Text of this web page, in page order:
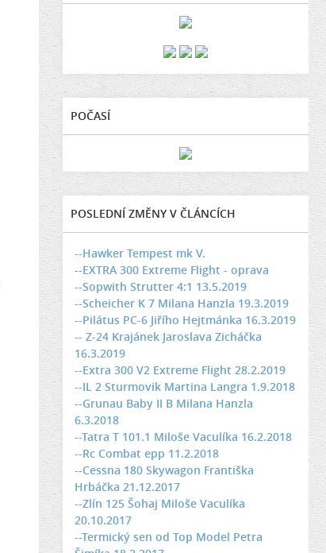
POČASÍ
POSLEDNÍ ZMĚNY V ČLÁNCÍCH
--Hawker Tempest mk V.
--EXTRA 300 Extreme Flight - oprava
--Sopwith Strutter 4:1 13.5.2019
--Scheicher K 7 Milana Hanzla 19.3.2019
--Pilátus PC-6 Jiřího Hejtmánka 16.3.2019
-- Z-24 Krajánek Jaroslava Zicháčka
16.3.2019
--Extra 300 V2 Extreme Flight 28.2.2019
--IL 2 Sturmovik Martina Langra 1.9.2018
--Grunau Baby II B Milana Hanzla
6.3.2018
--Tatra T 101.1 Miloše Vaculíka 16.2.2018
--Rc Combat epp 11.2.2018
--Cessna 180 Skywagon Františka
Hrbáčka 21.12.2017
--Zlín 125 Šohaj Miloše Vaculíka
20.10.2017
--Termický sen od Top Model Petra